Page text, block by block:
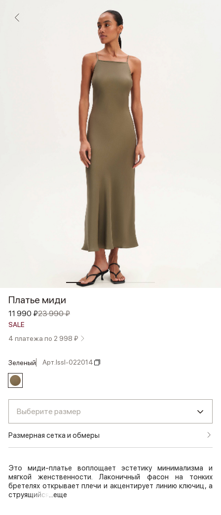
Платье миди
11 990 ₽23 990 ₽
SALE
4 платежа по 2 998 ₽
зеленый Арт.lssl-022014
Выберите размер
Размерная сетка и обмеры
Это миди-платье воплощает эстетику минимализма и
мягкой женственности. Лаконичный фасон на тонких
бретелях открывает плечи и акцентирует линию ключиц, а
струящийся ...еще